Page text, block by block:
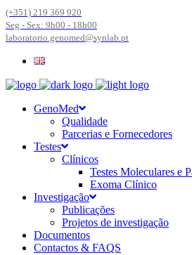
(+351) 219 369 920
Seg - Sex: 9h00 - 18h00
laboratorio.genomed@synlab.pt
GenoMed
Qualidade
Parcerias e Fornecedores
Testes
Clínicos
Testes Moleculares e
Exoma Clínico
Investigação
Publicações
Projetos de investigação
Documentos
Contactos & FAQS